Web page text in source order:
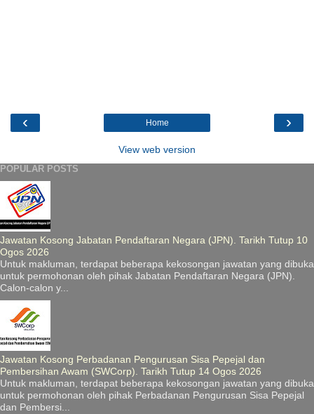
‹ ›
Home
View web version
POPULAR POSTS
Jawatan Kosong Jabatan Pendaftaran Negara (JPN). Tarikh Tutup 10
Ogos 2026
Untuk makluman, terdapat beberapa kekosongan jawatan yang dibuka
untuk permohonan oleh pihak Jabatan Pendaftaran Negara (JPN).
Calon-calon y...
Jawatan Kosong Perbadanan Pengurusan Sisa Pepejal dan
Pembersihan Awam (SWCorp). Tarikh Tutup 14 Ogos 2026
Untuk makluman, terdapat beberapa kekosongan jawatan yang dibuka
untuk permohonan oleh pihak Perbadanan Pengurusan Sisa Pepejal
dan Pembersi...